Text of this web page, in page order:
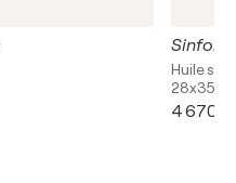
Huile sur
28x35in
4 670